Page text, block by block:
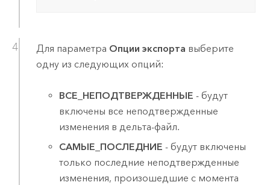
Для параметра Опции экспорта выберите
одну из следующих опций:
ВСЕ_НЕПОДТВЕРЖДЕННЫЕ - будут
включены все неподтвержденные
изменения в дельта-файл.
САМЫЕ_ПОСЛЕДНИЕ - будут включены
только последние неподтвержденные
изменения, произошедшие с момента